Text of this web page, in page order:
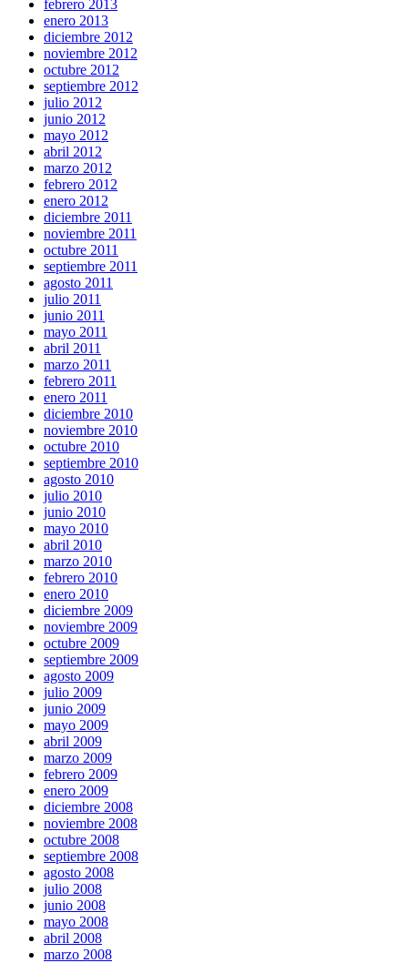
febrero 2013
enero 2013
diciembre 2012
noviembre 2012
octubre 2012
septiembre 2012
julio 2012
junio 2012
mayo 2012
abril 2012
marzo 2012
febrero 2012
enero 2012
diciembre 2011
noviembre 2011
octubre 2011
septiembre 2011
agosto 2011
julio 2011
junio 2011
mayo 2011
abril 2011
marzo 2011
febrero 2011
enero 2011
diciembre 2010
noviembre 2010
octubre 2010
septiembre 2010
agosto 2010
julio 2010
junio 2010
mayo 2010
abril 2010
marzo 2010
febrero 2010
enero 2010
diciembre 2009
noviembre 2009
octubre 2009
septiembre 2009
agosto 2009
julio 2009
junio 2009
mayo 2009
abril 2009
marzo 2009
febrero 2009
enero 2009
diciembre 2008
noviembre 2008
octubre 2008
septiembre 2008
agosto 2008
julio 2008
junio 2008
mayo 2008
abril 2008
marzo 2008